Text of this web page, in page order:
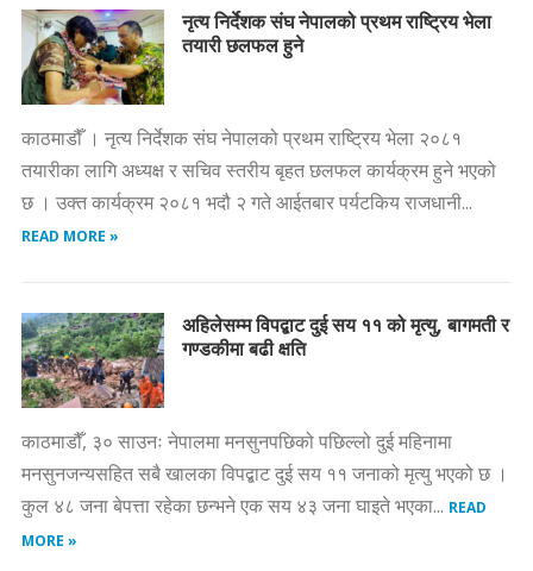
नृत्य निर्देशक संघ नेपालको प्रथम राष्ट्रिय भेला
तयारी छलफल हुने
काठमाडौँ । नृत्य निर्देशक संघ नेपालको प्रथम राष्ट्रिय भेला २०८१
तयारीका लागि अध्यक्ष र सचिव स्तरीय बृहत छलफल कार्यक्रम हुने भएको
छ । उक्त कार्यक्रम २०८१ भदौ २ गते आईतबार पर्यटकिय राजधानी...
READ MORE »
अहिलेसम्म विपद्बाट दुई सय ११ को मृत्यु, बागमती र
गण्डकीमा बढी क्षति
काठमाडौँ, ३० साउनः नेपालमा मनसुनपछिको पछिल्लो दुई महिनामा
मनसुनजन्यसहित सबै खालका विपद्बाट दुई सय ११ जनाको मृत्यु भएको छ ।
कुल ४८ जना बेपत्ता रहेका छन्भने एक सय ४३ जना घाइते भएका... READ
MORE »